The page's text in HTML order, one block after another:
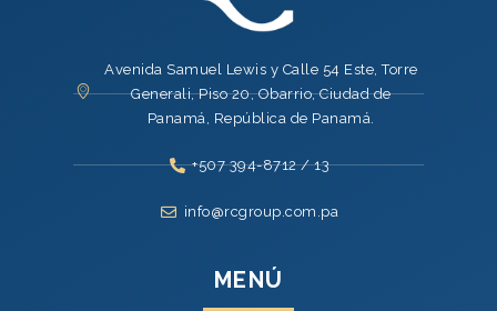
Avenida Samuel Lewis y Calle 54 Este, Torre
Generali, Piso 20, Obarrio, Ciudad de
Panamá, República de Panamá.
+507 394-8712 / 13
info@rcgroup.com.pa
MENÚ